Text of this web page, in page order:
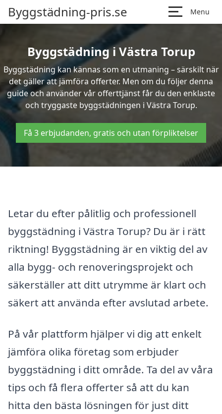
Byggstädning-pris.se Menu
Byggstädning i Västra Torup
Byggstädning kan kännas som en utmaning – särskilt när
det gäller att jämföra offerter. Men om du följer denna
guide och använder vår offerttjänst får du den enklaste
och tryggaste byggstädningen i Västra Torup.
Få 3 erbjudanden, gratis och utan förpliktelser
Letar du efter pålitlig och professionell
byggstädning i Västra Torup? Du är i rätt
riktning! Byggstädning är en viktig del av
alla bygg- och renoveringsprojekt och
säkerställer att ditt utrymme är klart och
säkert att använda efter avslutad arbete.
På vår plattform hjälper vi dig att enkelt
jämföra olika företag som erbjuder
byggstädning i ditt område. Ta del av våra
tips och få flera offerter så att du kan
hitta den bästa lösningen för just ditt